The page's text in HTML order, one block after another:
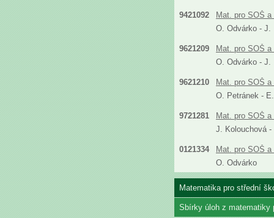
9421092
Mat. pro SOŠ
O. Odvárko - J.
9621209
Mat. pro SOŠ
O. Odvárko - J.
9621210
Mat. pro SOŠ
O. Petránek -
9721281
Mat. pro SOŠ
J. Kolouchová -
0121334
Mat. pro SOŠ
O. Odvárko
Matematika pro střední
Sbírky úloh z matematiky